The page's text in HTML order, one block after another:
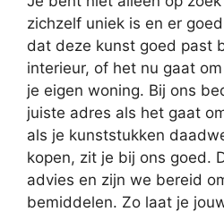
zichzelf uniek is en er
dat deze kunst goed past
interieur, of het nu gaat
je eigen woning. Bij ons
juiste adres als het gaat
als je kunststukken
kopen, zit je bij ons goed.
advies en zijn we bereid
bemiddelen. Zo laat je